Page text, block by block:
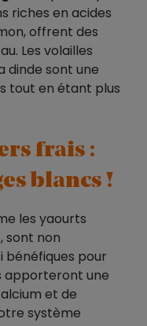
riches en acides
offrent des
Les volailles
dinde sont une
tout en étant plus
frais :
blancs !
les yaourts
sont non
bénéfiques pour
apporteront une
et de
système